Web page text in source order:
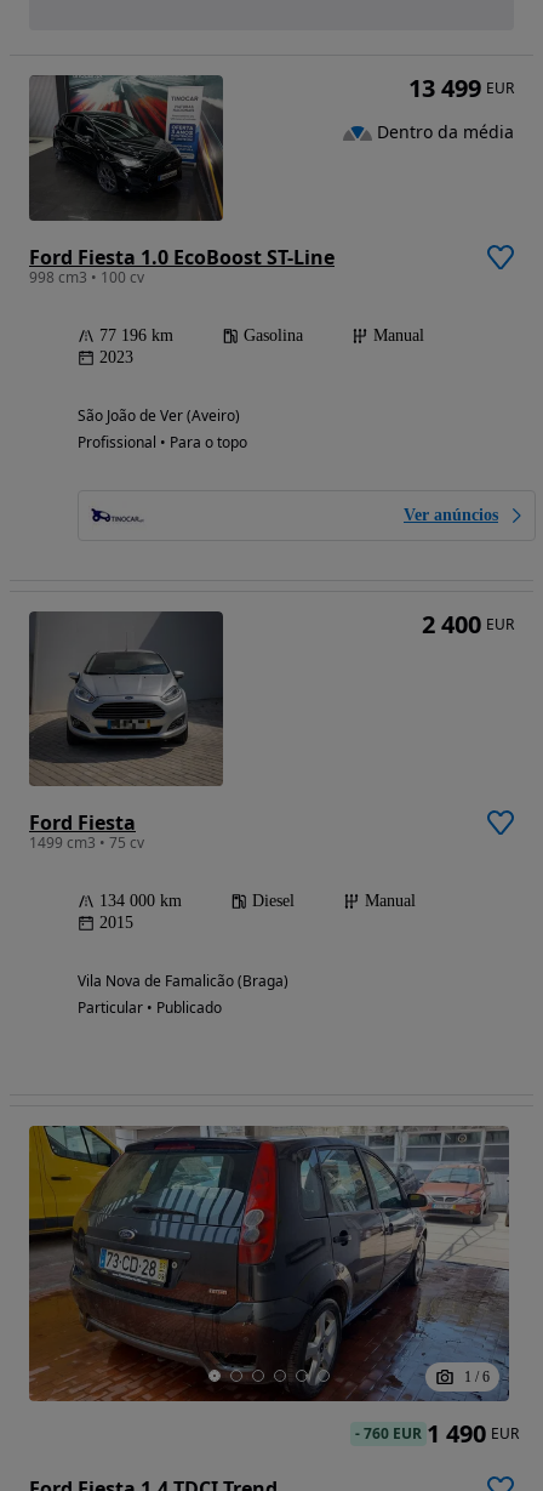
Ford Fiesta 1.0 EcoBoost ST-Line
998 cm3 • 100 cv
77 196 km Gasolina
Manual
2023
São João de Ver (Aveiro)
Profissional • Para o topo
Ver anúncios
13 499 EUR
Dentro da média
Ford Fiesta
1499 cm3 • 75 cv
134 000 km Diesel
Manual
2015
Vila Nova de Famalicão (Braga)
Particular • Publicado
2 400 EUR
1 / 6
-760 EUR 1 490 EUR